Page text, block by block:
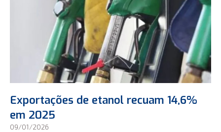
Exportações de etanol recuam 14,6%
em 2025
09/01/2026